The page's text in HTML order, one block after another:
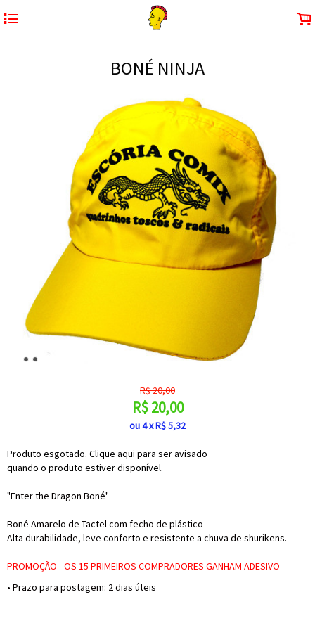
4 .
BONÉ NINJA
R$20,00
R$20,00
ou4xR$5,32
Produto esgotado. Clique aqui para ser avisado
quando o produto estiver disponível.
"Enter the Dragon Boné"
Boné Amarelo de Tactel com fecho de plástico
Alta durabilidade, leve conforto e resistente a chuva de shurikens.
PROMOÇÃO - OS 15 PRIMEIROS COMPRADORES GANHAM ADESIVO
• Prazo para postagem: 2 dias úteis